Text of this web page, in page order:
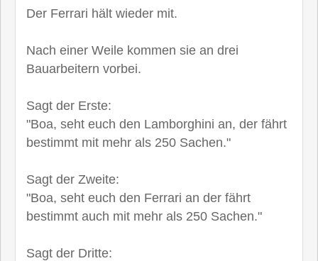
Der Ferrari hält wieder mit.
Nach einer Weile kommen sie an drei
Bauarbeitern vorbei.
Sagt der Erste:
"Boa, seht euch den Lamborghini an, der fährt
bestimmt mit mehr als 250 Sachen."
Sagt der Zweite:
"Boa, seht euch den Ferrari an der fährt
bestimmt auch mit mehr als 250 Sachen."
Sagt der Dritte: